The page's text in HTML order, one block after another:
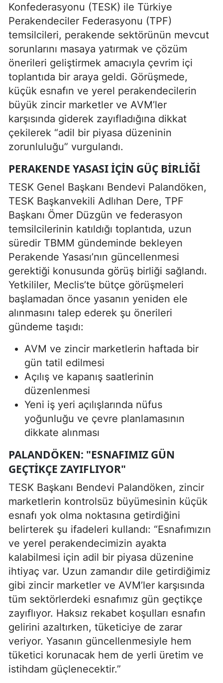
Konfederasyonu (TESK) ile Türkiye
Perakendeciler Federasyonu (TPF)
temsilcileri, perakende sektörünün mevcut
sorunlarını masaya yatırmak ve çözüm
önerileri geliştirmek amacıyla çevrim içi
toplantıda bir araya geldi. Görüşmede,
küçük esnafın ve yerel perakendecilerin
büyük zincir marketler ve AVM’ler
karşısında giderek zayıfladığına dikkat
çekilerek “adil bir piyasa düzeninin
zorunluluğu” vurgulandı.
PERAKENDE YASASI İÇIN GÜÇ BIRLIĞI
TESK Genel Başkanı Bendevi Palandöken,
TESK Başkanvekili Adlıhan Dere, TPF
Başkanı Ömer Düzgün ve federasyon
temsilcilerinin katıldığı toplantıda, uzun
süredir TBMM gündeminde bekleyen
Perakende Yasası’nın güncellenmesi
gerektiği konusunda görüş birliği sağlandı.
Yetkililer, Meclis’te bütçe görüşmeleri
başlamadan önce yasanın yeniden ele
alınmasını talep ederek şu önerileri
gündeme taşıdı:
AVM ve zincir marketlerin haftada bir
gün tatil edilmesi
Açılış ve kapanış saatlerinin
düzenlenmesi
Yeni iş yeri açılışlarında nüfus
yoğunluğu ve çevre planlamasının
dikkate alınması
PALANDÖKEN: "ESNAFIMIZ GÜN
GEÇTIKÇE ZAYIFLIYOR"
TESK Başkanı Bendevi Palandöken, zincir
marketlerin kontrolsüz büyümesinin küçük
esnafı yok olma noktasına getirdiğini
belirterek şu ifadeleri kullandı: “Esnafımızın
ve yerel perakendecimizin ayakta
kalabilmesi için adil bir piyasa düzenine
ihtiyaç var. Uzun zamandır dile getirdiğimiz
gibi zincir marketler ve AVM’ler karşısında
tüm sektörlerdeki esnafımız gün geçtikçe
zayıflıyor. Haksız rekabet koşulları esnafın
gelirini azaltırken, tüketiciye de zarar
veriyor. Yasanın güncellenmesiyle hem
tüketici korunacak hem de yerli üretim ve
istihdam güçlenecektir.”